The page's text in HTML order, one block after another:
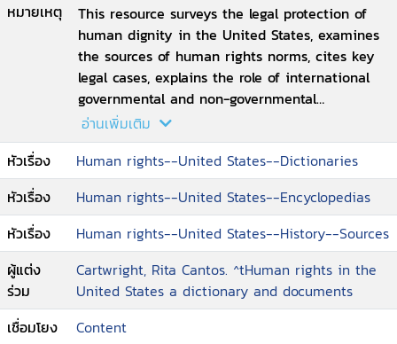
หมายเหตุ
This resource surveys the legal protection of
human dignity in the United States, examines
the sources of human rights norms, cites key
legal cases, explains the role of international
governmental and non-governmental
organizations, and charts global, regional, and
UN human rights measures.
อ่านเพิ่มเติม
หัวเรื่อง
Human rights--United States--Dictionaries
หัวเรื่อง
Human rights--United States--Encyclopedias
หัวเรื่อง
Human rights--United States--History--Sources
ผู้แต่ง
ร่วม
Cartwright, Rita Cantos. ^tHuman rights in the
United States a dictionary and documents
เชื่อมโยง
Content